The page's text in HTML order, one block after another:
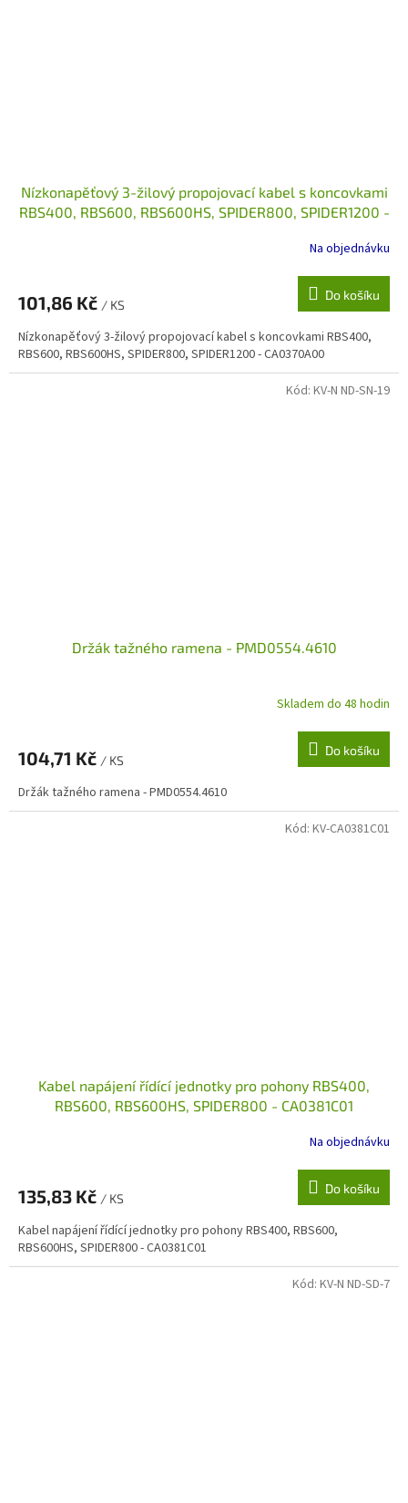
Nízkonapěťový 3-žilový propojovací kabel s koncovkami
RBS400, RBS600, RBS600HS, SPIDER800, SPIDER1200 -
Na objednávku
101,86 Kč / KS
Do košíku
Nízkonapěťový 3-žilový propojovací kabel s koncovkami RBS400,
RBS600, RBS600HS, SPIDER800, SPIDER1200 - CA0370A00
Držák tažného ramena - PMD0554.4610
Skladem do 48 hodin
104,71 Kč / KS
Do košíku
Držák tažného ramena - PMD0554.4610
Kód: KV-N ND-SN-19
Kabel napájení řídící jednotky pro pohony RBS400,
RBS600, RBS600HS, SPIDER800 - CA0381C01
Na objednávku
135,83 Kč / KS
Do košíku
Kabel napájení řídící jednotky pro pohony RBS400, RBS600,
RBS600HS, SPIDER800 - CA0381C01
Kód: KV-CA0381C01
Kód: KV-N ND-SD-7